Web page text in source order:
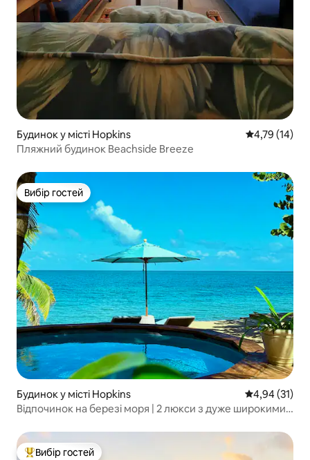
Будинок у місті Hopkins Середня
4,79 (14)
Пляжний будинок Beachside Breeze
Вибір гостей
Вибір гостей
Будинок у місті Hopkins Середня
4,94 (31)
Відпочинок на березі моря | 2 люкси з дуже широкими
Вибір гостей